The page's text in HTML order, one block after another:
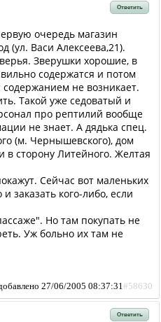
Ответить
очередь магазин
(ул. Васи Алексеева,21).
Зверушки хорошие, в
содержатся и потом
не возникает.
Такой уже седоватый и
про рептилий вообще
не знает. А дядька спец.
(м. Чернышевского), дом
сторону Литейного. Желтая
Сейчас вот маленьких
заказать кого-либо, если
Но там покупать не
Уж больно их там не
27/06/2005 08:37:31 #58630
Ответить